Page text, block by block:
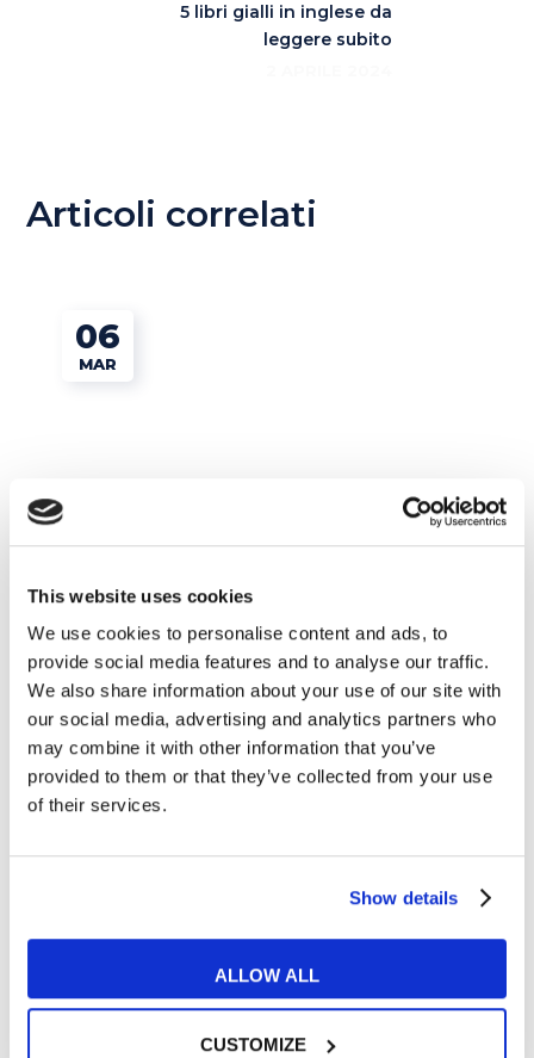
This website uses cookies
We use cookies to personalise content and ads, to
provide social media features and to analyse our traffic.
We also share information about your use of our site with
our social media, advertising and analytics partners who
may combine it with other information that you’ve
provided to them or that they’ve collected from your use
of their services.
Show details
ALLOW ALL
CUSTOMIZE
5 libri gialli in inglese da
leggere subito
Articoli correlati
06
MAR
Tips e Curiosità
Al telefono in inglese: le frasi per affrontare
una telefonata formale o informale
GIU